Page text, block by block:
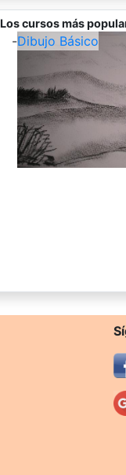
Los cursos más
-Dibujo Básico